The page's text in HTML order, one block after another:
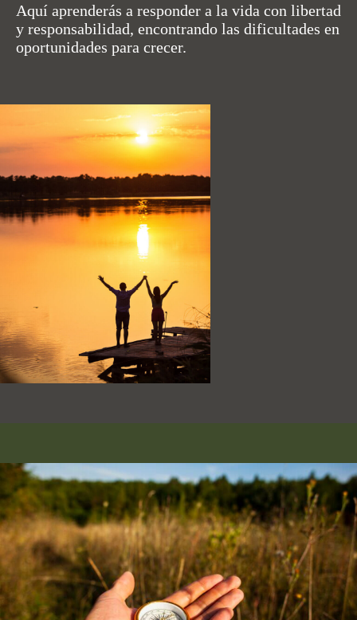
Aquí aprenderás a responder a la vida con libertad
y responsabilidad, encontrando las dificultades en
oportunidades para crecer.